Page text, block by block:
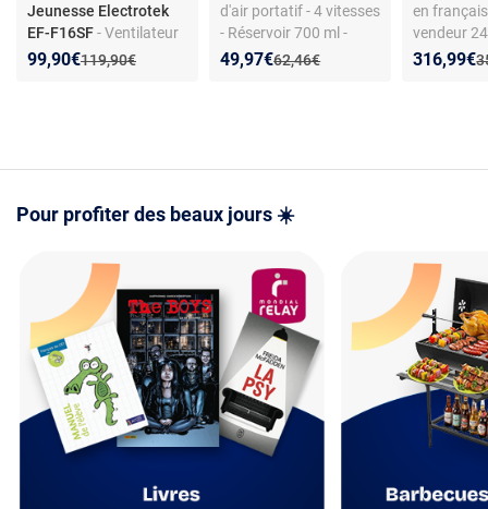
Jeunesse Electrotek
EF-F16SF- Ventilateur
sur pied - Blanc/Bleu -
Ancien prix :
119,90€
Nouveau prix :
99,90€
Réduction de :
d'air portatif - 4 vitesses
- Réservoir 700 ml -
Blanc
Ancien prix :
62,46€
Nouveau prix :
49,97€
Réduction de :
en
vendeur
Version
Nouveau
316,99€
Pour profiter des beaux jours ☀️